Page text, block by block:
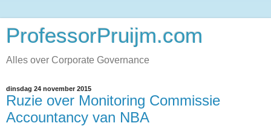
ProfessorPruijm.com
Alles over Corporate Governance
dinsdag 24 november 2015
Ruzie over Monitoring Commissie
Accountancy van NBA